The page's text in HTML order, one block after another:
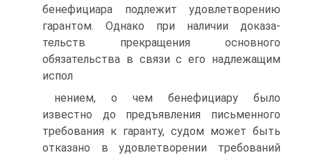
бенефициара подлежит удовлетворению
гарантом. Однако при наличии доказа­
тельств прекращения основного
обязательства в связи с его надлежащим
испол­
нением, о чем бенефициару было
известно до предъявления письменного
требо­вания к гаранту, судом может быть
отказано в удовлетворении требований